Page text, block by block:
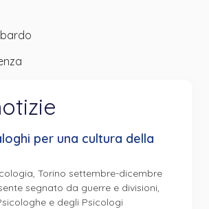
per una cultura della
Torino settembre-dicembre
segnato da guerre e divisioni,
e degli Psicologi